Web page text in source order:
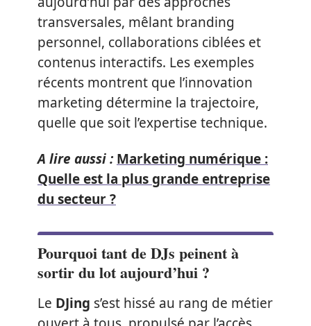
transversales, mêlant branding
personnel, collaborations ciblées et
contenus interactifs. Les exemples
récents montrent que l’innovation
marketing détermine la trajectoire,
quelle que soit l’expertise technique.
A lire aussi : Marketing numérique :
Quelle est la plus grande entreprise
du secteur ?
Pourquoi tant de DJs peinent à
sortir du lot aujourd’hui ?
Le DJing s’est hissé au rang de métier